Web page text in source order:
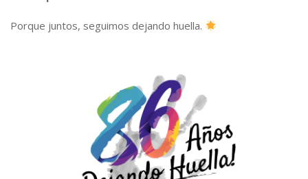
Porque juntos, seguimos dejando huella.